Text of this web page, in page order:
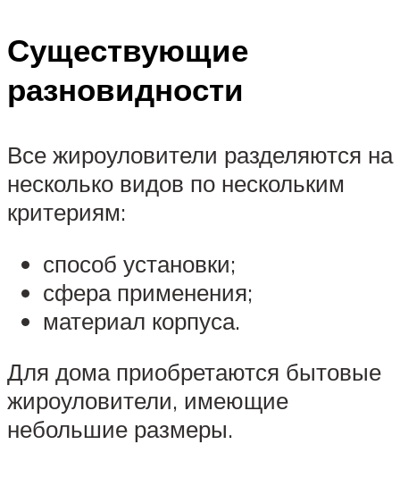
Существующие
разновидности
Все жироуловители разделяются на
несколько видов по нескольким
критериям:
способ установки;
сфера применения;
материал корпуса.
Для дома приобретаются бытовые
жироуловители, имеющие
небольшие размеры.